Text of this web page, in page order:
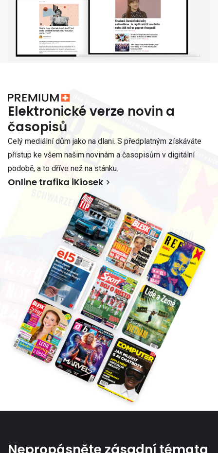
Elektronické verze novin a
časopisů
Celý mediální dům jako na dlani. S předplatným získáváte
přístup ke všem našim novinám a časopisům v digitální
podobě, a to dříve než na stánku.
Online trafika iKiosek